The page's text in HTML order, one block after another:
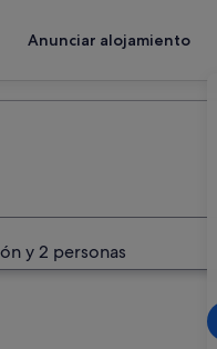
Anunciar alojamiento
y 2 personas